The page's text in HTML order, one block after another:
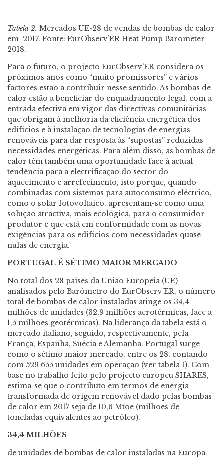
Tabela 2. Mercados UE-28 de vendas de bombas de calor
em 2017. Fonte: EurObserv’ER Heat Pump Barometer
2018.
Para o futuro, o projecto EurObserv’ER considera os
próximos anos como “muito promissores” e vários
factores estão a contribuir nesse sentido. As bombas de
calor estão a beneficiar do enquadramento legal, com a
entrada efectiva em vigor das directivas comunitárias
que obrigam à melhoria da eficiência energética dos
edifícios e à instalação de tecnologias de energias
renováveis para dar resposta às “supostas” reduzidas
necessidades energéticas. Para além disso, as bombas de
calor têm também uma oportunidade face à actual
tendência para a electrificação do sector do
aquecimento e arrefecimento, isto porque, quando
combinadas com sistemas para autoconsumo eléctrico,
como o solar fotovoltaico, apresentam-se como uma
solução atractiva, mais ecológica, para o consumidor-
produtor e que está em conformidade com as novas
exigências para os edifícios com necessidades quase
nulas de energia.
PORTUGAL É SÉTIMO MAIOR MERCADO
No total dos 28 países da União Europeia (UE)
analisados pelo Barómetro do EurObserv’ER, o número
total de bombas de calor instaladas atinge os 34,4
milhões de unidades (32,9 milhões aerotérmicas, face a
1,5 milhões geotérmicas). Na liderança da tabela está o
mercado italiano, seguido, respectivamente, pela
França, Espanha, Suécia e Alemanha. Portugal surge
como o sétimo maior mercado, entre os 28, contando
com 529 655 unidades em operação (ver tabela 1). Com
base no trabalho feito pelo projecto europeu SHARES,
estima-se que o contributo em termos de energia
transformada de origem renovável dado pelas bombas
de calor em 2017 seja de 10,6 Mtoe (milhões de
toneladas equivalentes ao petróleo).
34,4 MILHÕES
de unidades de bombas de calor instaladas na Europa.